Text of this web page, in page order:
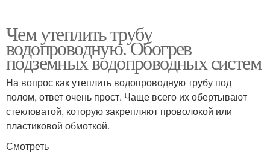
Чем утеплить трубу
водопроводную. Обогрев
подземных водопроводных систем
На вопрос как утеплить водопроводную трубу под
полом, ответ очень прост. Чаще всего их обертывают
стекловатой, которую закрепляют проволокой или
пластиковой обмоткой.
Смотреть